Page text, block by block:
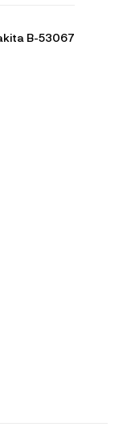
B-53067